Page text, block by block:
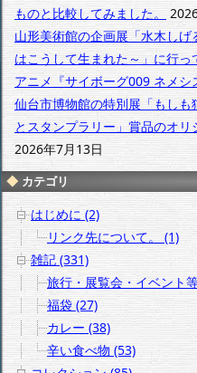
ものと比較してみました。
山形美術館の企画展「水木し
はこうして生まれた～」に行っ
アニメ『サイボーグ009 ネメシ
仙台市博物館の特別展「もし
とスタンプラリー」賞品のオ
2026年7月13日
カテゴリ
はじめに (2)
リンク先について。 (1)
雑記 (331)
旅行・展覧会・イベント
福袋 (27)
カレー (38)
辛い食べ物 (53)